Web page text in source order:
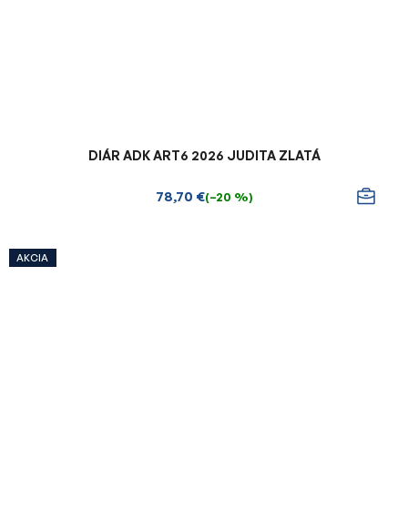
DIÁR ADK ART6 2026 JUDITA ZLATÁ
78,70 €(–20 %)
AKCIA